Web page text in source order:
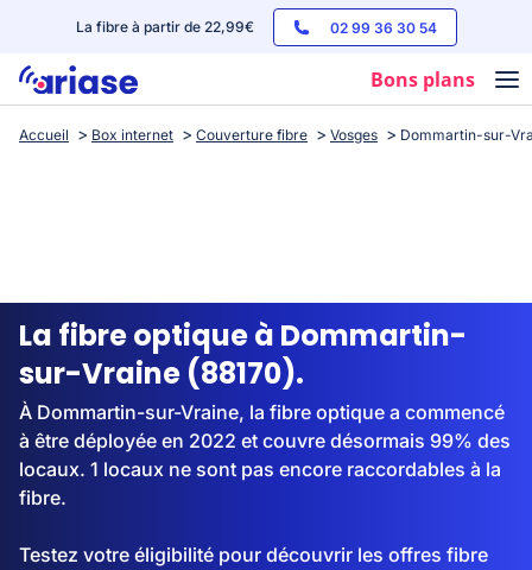
La fibre à partir de 22,99€ 02 99 36 30 54
Bons plans
Box internet
Streaming
Accueil Box internet Couverture fibre Vosges Dommartin-sur-
La fibre optique à Dommartin-
sur-Vraine (88170).
À Dommartin-sur-Vraine, la fibre optique a commencé
à être déployée en 2022 et couvre désormais 99% des
locaux. 1 locaux ne sont pas encore raccordables à la
fibre.
Testez votre éligibilité pour découvrir les offres fibre